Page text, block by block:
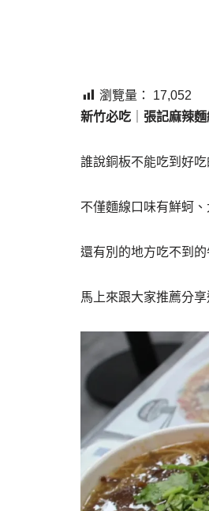
瀏覽量：
17,052
新竹必吃
張記麻辣麵
誰說銅板不能吃到好
不僅麵線口味有鮮蚵
還有別的地方吃不到
馬上來跟大家推薦分